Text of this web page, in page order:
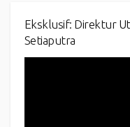
Eksklusif: Direktur
Setiaputra